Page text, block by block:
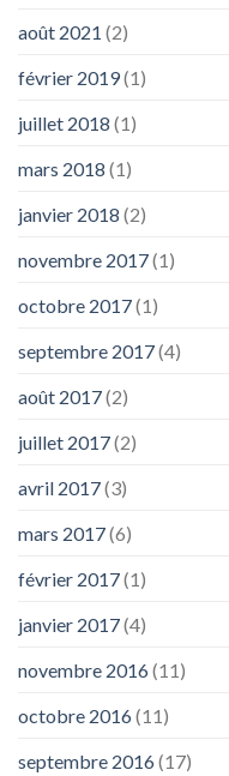
août 2021 (2)
février 2019(1)
juillet 2018 (1)
mars 2018 (1)
janvier 2018 (2)
novembre 2017(1)
octobre 2017(1)
septembre 2017(4)
août 2017(2)
juillet 2017(2)
avril 2017(3)
mars 2017(6)
février 2017(1)
janvier 2017(4)
novembre 2016(11)
octobre 2016(11)
septembre 2016(17)